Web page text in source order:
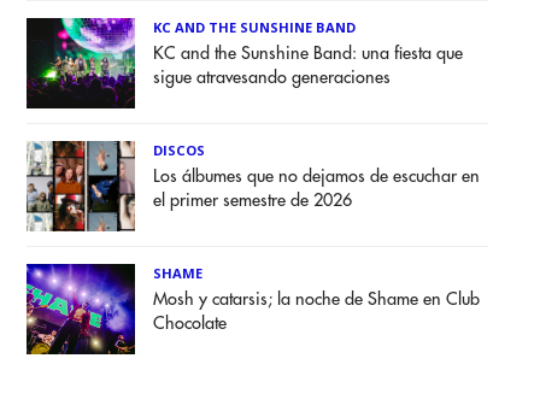
KC AND THE SUNSHINE BAND
KC and the Sunshine Band: una fiesta que
sigue atravesando generaciones
DISCOS
Los álbumes que no dejamos de escuchar en
el primer semestre de 2026
SHAME
Mosh y catarsis; la noche de Shame en Club
Chocolate